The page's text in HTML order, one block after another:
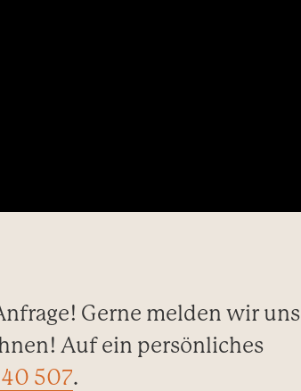
Gerne melden wir uns
Auf ein persönliches
507.